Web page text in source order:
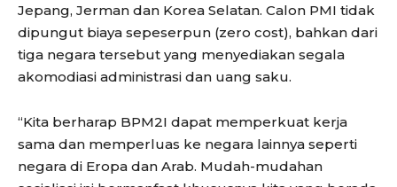
Jepang, Jerman dan Korea Selatan. Calon PMI tidak
dipungut biaya sepeserpun (zero cost), bahkan dari
tiga negara tersebut yang menyediakan segala
akomodiasi administrasi dan uang saku.
“Kita berharap BPM2I dapat memperkuat kerja
sama dan memperluas ke negara lainnya seperti
negara di Eropa dan Arab. Mudah-mudahan